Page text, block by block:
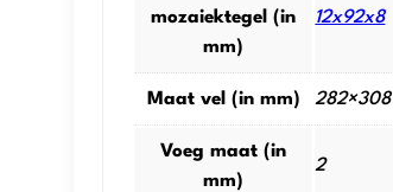
mozaiektegel (in
mm)
12x92x8
Maat vel (in mm) 282×308
Voeg maat (in
mm)
2